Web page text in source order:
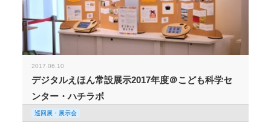
2017.06.10
デジタルえほん常設展示2017年度＠こども科学セ
ンター・ハチラボ
巡回展・展示会